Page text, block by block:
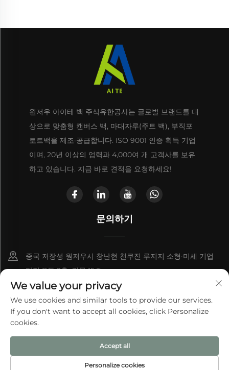
원저우 아이테 백 주식유한공사는 글로벌 브랜드를 대
상으로 맞춤형 캔버스 백, 마대자루(주트 백), 부직포
토트백을 제조·공급합니다. ISO 9001 인증 획득 기업
이며, 20년 이상의 업력과 4,000여 개 고객사를 보유
하고 있습니다. 지금 바로 견적을 요청하세요!
문의하기
중국 저장성 원저우시 창난현 천쿠진 루지지 소형·미세 기업
단지 B동 2층, 건물 15호
+86-13868363329
[email protected]
© 2025 원저우 아이테 백 주식유한공사 개인정보 처리방침
We value your privacy
We use cookies and similar tools to provide our services.
If you don't want to accept all cookies, click Personalize
cookies.
Personalize cookies
Accept all